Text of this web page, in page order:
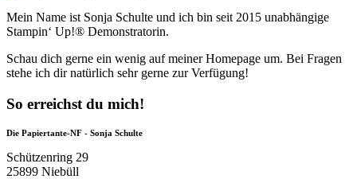
Mein Name ist Sonja Schulte und ich bin seit 2015 unabhängige
Stampin‘ Up!® Demonstratorin.
Schau dich gerne ein wenig auf meiner Homepage um. Bei Fragen
stehe ich dir natürlich sehr gerne zur Verfügung!
So erreichst du mich!
Die Papiertante-NF - Sonja Schulte
Schützenring 29
25899 Niebüll